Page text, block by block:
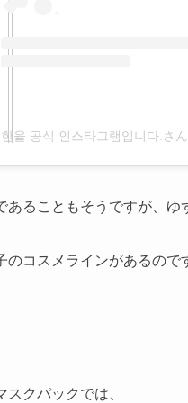
한율 공식 인스타그램입니다.さ
ることもそうですが、 ゆ
のコスメラインがあるの
クパックでは、